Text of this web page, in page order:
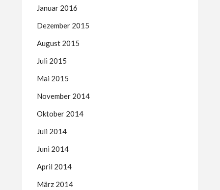
Januar 2016
Dezember 2015
August 2015
Juli 2015
Mai 2015
November 2014
Oktober 2014
Juli 2014
Juni 2014
April 2014
März 2014